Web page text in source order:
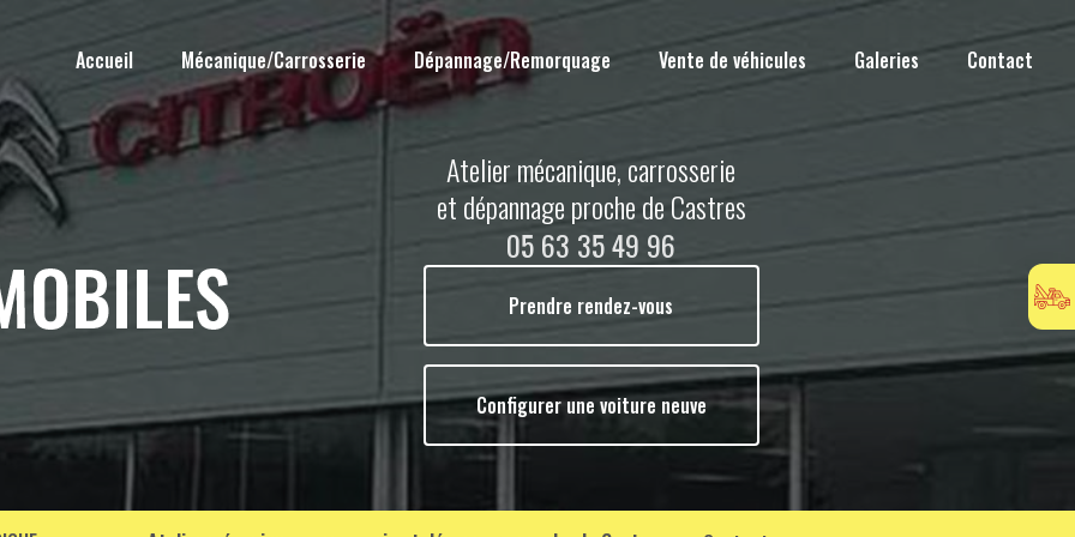
Accueil
Mécanique/Carrosserie Dépannage/Remorquage Vente de véhicules Galeries Contact
Atelier mécanique, carrosserie
et dépannage proche de Castres
05 63 35 49 96
Prendre rendez-vous
Configurer une voiture neuve